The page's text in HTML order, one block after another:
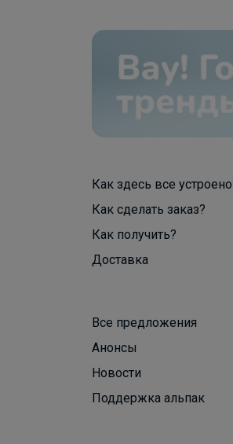
Как здесь все
Как сделать заказ?
Как получить?
Доставка
Все предложения
Анонсы
Новости
Поддержка альпак